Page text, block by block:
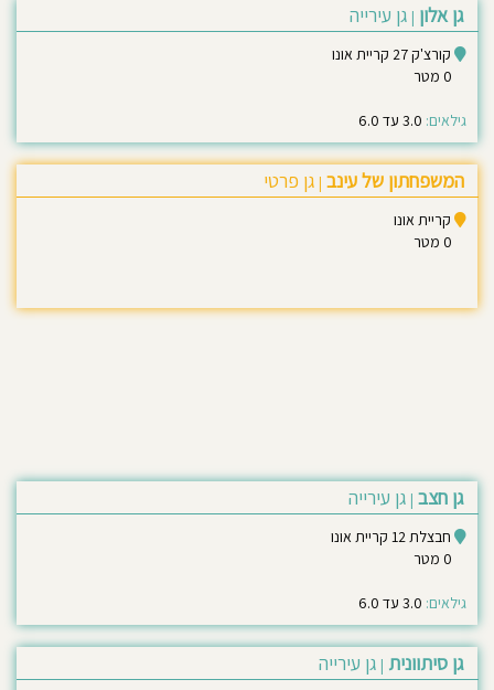
גן אלון | גן עירייה
קורצ'ק 27 קריית אונו
0 מטר
גילאים: 3.0 עד 6.0
המשפחתון של עינב | גן פרטי
קריית אונו
0 מטר
גן חצב | גן עירייה
חבצלת 12 קריית אונו
0 מטר
גילאים: 3.0 עד 6.0
גן סיתוונית | גן עירייה